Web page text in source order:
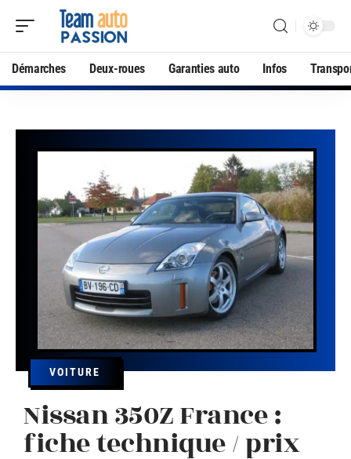
Démarches Deux-roues Garanties auto Infos
VOITURE
Nissan 350Z France :
fiche technique / prix